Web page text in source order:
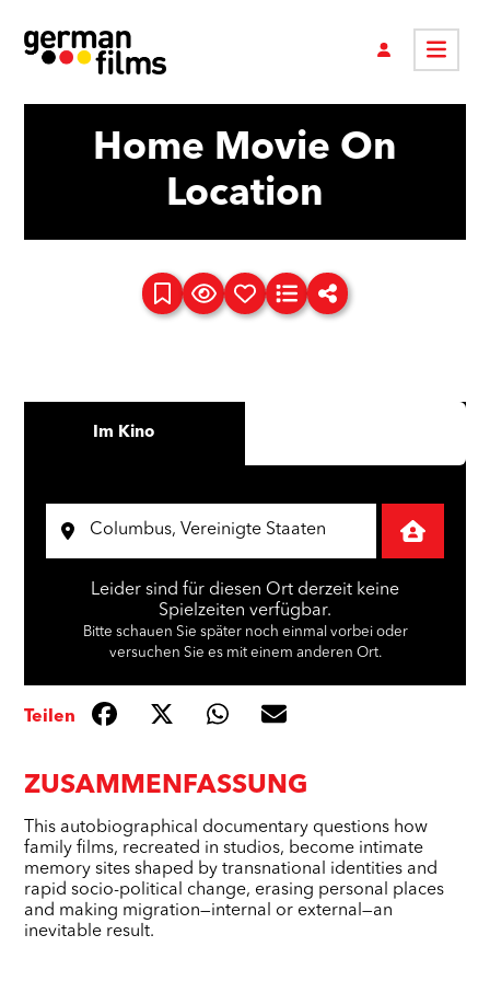
Home Movie On
Location
ZUSAMMENFASSUNG
This autobiographical documentary questions how
family films, recreated in studios, become intimate
memory sites shaped by transnational identities and
rapid socio-political change, erasing personal places
and making migration—internal or external—an
inevitable result.
Im Kino
Leider sind für diesen Ort derzeit keine
Spielzeiten verfügbar.
Bitte schauen Sie später noch einmal vorbei oder
versuchen Sie es mit einem anderen Ort.
Teilen